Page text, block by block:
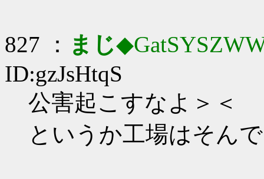
827 ： まじ
ID:gzJsHtqS
公害起こすなよ＞＜
というか工場はそん